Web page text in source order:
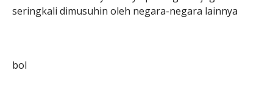
seringkali dimusuhin oleh negara-negara lainnya
bol